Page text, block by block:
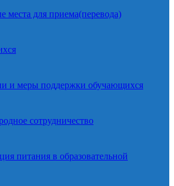
места для приема(перевода)
и меры поддержки обучающихся
сотрудничество
питания в образовательной